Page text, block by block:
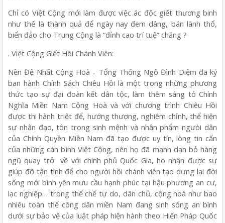
Chỉ có Việt Cộng mới làm được việc ác độc giết thương binh
như thế là thành quả để ngày nay đem dâng, bán lãnh thổ,
biển đảo cho Trung Cộng là “đỉnh cao trí tuệ” chăng ?
. Việt Cộng Giết Hồi Chánh Viên:
Nền Đệ Nhất Cộng Hoà - Tổng Thống Ngô Đình Diệm đã ký
ban hành Chính Sách Chiêu Hồi là một trong những phương
thức tạo sự đại đoàn kết dân tộc, làm thêm sáng tỏ Chính
Nghĩa Miền Nam Cộng Hoà và với chương trình Chiêu Hồi
được thi hành triệt để, hướng thượng, nghiêm chỉnh, thể hiện
sự nhân đạo, tôn trọng sinh mệnh và nhân phẩm ngưòi dân
của Chính Quyền Miền Nam đã tạo được uy tín, lòng tin cẩn
của những cán binh Việt Cộng, nên họ đã mạnh dạn bỏ hàng
ngũ quay trở về với chính phủ Quốc Gia, họ nhận được sự
giúp đỡ tận tình để cho người hồi chánh viên tạo dựng lại đời
sống mới bình yên mưu cầu hạnh phúc tại hậu phương an cư,
lạc nghiệp… trong thể chế tự do, dân chủ, cộng hoà như bao
nhiêu toàn thể công dân miền Nam đang sinh sống an bình
dưới sự bảo vệ của luật pháp hiện hành theo Hiến Pháp Quốc